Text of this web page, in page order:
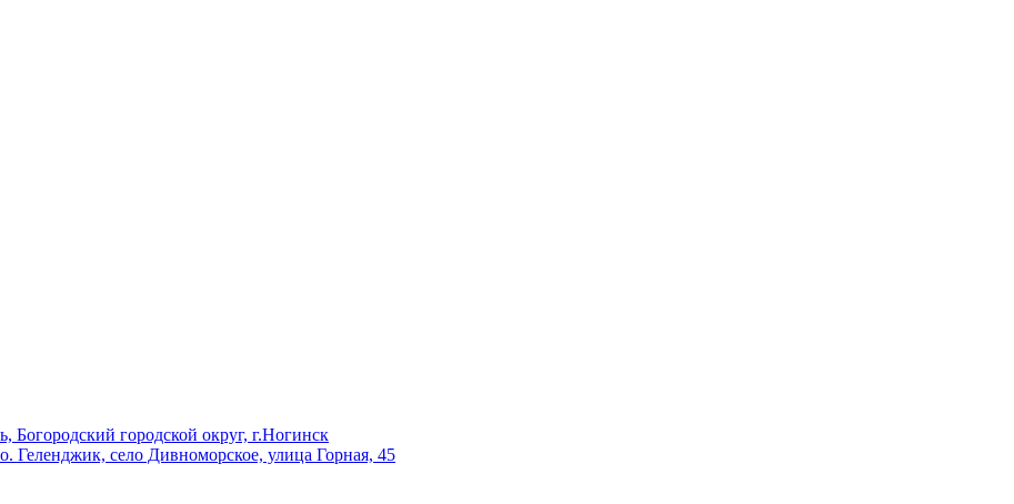
Богородский городской округ, г.Ногинск
Геленджик, село Дивноморское, улица Горная, 45